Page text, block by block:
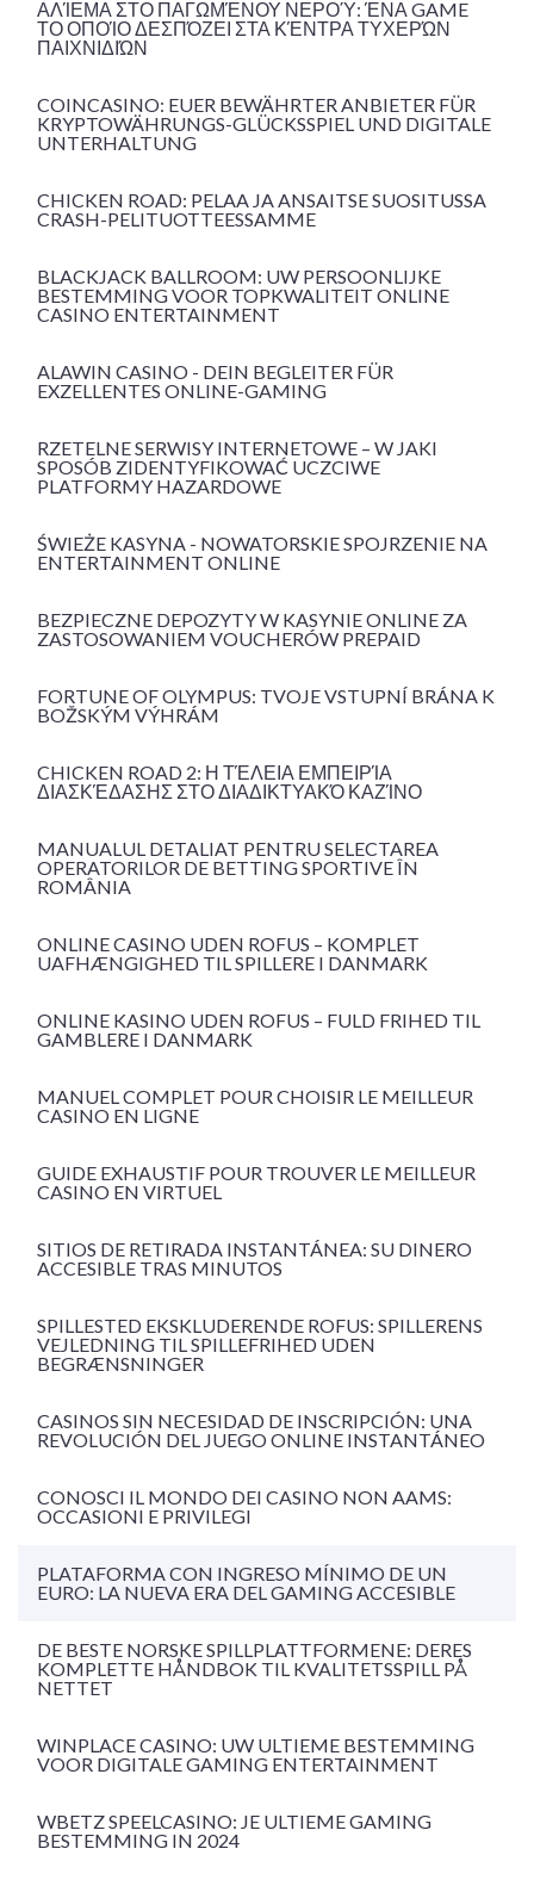
ΑΛΊΕΜΑ ΣΤΟ ΠΑΓΩΜΈΝΟΥ ΝΕΡΟΎ: ΈΝΑ GAME
ΤΟ ΟΠΟΊΟ ΔΕΣΠΌΖΕΙ ΣΤΑ ΚΈΝΤΡΑ ΤΥΧΕΡΏΝ
ΠΑΙΧΝΙΔΙΏΝ
COINCASINO: EUER BEWÄHRTER ANBIETER FÜR
KRYPTOWÄHRUNGS-GLÜCKSSPIEL UND DIGITALE
UNTERHALTUNG
CHICKEN ROAD: PELAA JA ANSAITSE SUOSITUSSA
CRASH-PELITUOTTEESSAMME
BLACKJACK BALLROOM: UW PERSOONLIJKE
BESTEMMING VOOR TOPKWALITEIT ONLINE
CASINO ENTERTAINMENT
ALAWIN CASINO - DEIN BEGLEITER FÜR
EXZELLENTES ONLINE-GAMING
RZETELNE SERWISY INTERNETOWE – W JAKI
SPOSÓB ZIDENTYFIKOWAĆ UCZCIWE
PLATFORMY HAZARDOWE
ŚWIEŻE KASYNA - NOWATORSKIE SPOJRZENIE NA
ENTERTAINMENT ONLINE
BEZPIECZNE DEPOZYTY W KASYNIE ONLINE ZA
ZASTOSOWANIEM VOUCHERÓW PREPAID
FORTUNE OF OLYMPUS: TVOJE VSTUPNÍ BRÁNA K
BOŽSKÝM VÝHRÁM
CHICKEN ROAD 2: Η ΤΈΛΕΙΑ ΕΜΠΕΙΡΊΑ
ΔΙΑΣΚΈΔΑΣΗΣ ΣΤΟ ΔΙΑΔΙΚΤΥΑΚΌ ΚΑΖΊΝΟ
MANUALUL DETALIAT PENTRU SELECTAREA
OPERATORILOR DE BETTING SPORTIVE ÎN
ROMÂNIA
ONLINE CASINO UDEN ROFUS – KOMPLET
UAFHÆNGIGHED TIL SPILLERE I DANMARK
ONLINE KASINO UDEN ROFUS – FULD FRIHED TIL
GAMBLERE I DANMARK
MANUEL COMPLET POUR CHOISIR LE MEILLEUR
CASINO EN LIGNE
GUIDE EXHAUSTIF POUR TROUVER LE MEILLEUR
CASINO EN VIRTUEL
SITIOS DE RETIRADA INSTANTÁNEA: SU DINERO
ACCESIBLE TRAS MINUTOS
SPILLESTED EKSKLUDERENDE ROFUS: SPILLERENS
VEJLEDNING TIL SPILLEFRIHED UDEN
BEGRÆNSNINGER
CASINOS SIN NECESIDAD DE INSCRIPCIÓN: UNA
REVOLUCIÓN DEL JUEGO ONLINE INSTANTÁNEO
CONOSCI IL MONDO DEI CASINO NON AAMS:
OCCASIONI E PRIVILEGI
PLATAFORMA CON INGRESO MÍNIMO DE UN
EURO: LA NUEVA ERA DEL GAMING ACCESIBLE
DE BESTE NORSKE SPILLPLATTFORMENE: DERES
KOMPLETTE HÅNDBOK TIL KVALITETSSPILL PÅ
NETTET
WINPLACE CASINO: UW ULTIEME BESTEMMING
VOOR DIGITALE GAMING ENTERTAINMENT
WBETZ SPEELCASINO: JE ULTIEME GAMING
BESTEMMING IN 2024